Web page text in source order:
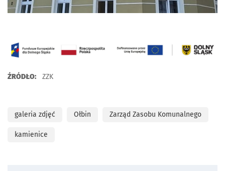
ŹRÓDŁO: ZZK
galeria zdjęć Ołbin Zarząd Zasobu Komunalnego
kamienice